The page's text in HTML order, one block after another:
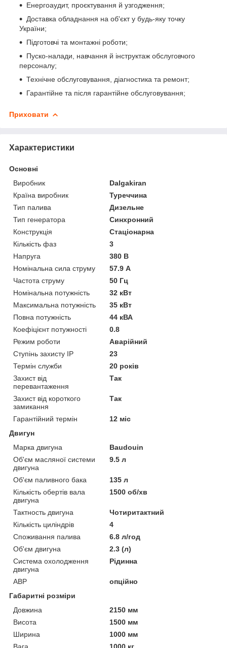
Енергоаудит, проєктування й узгодження;
Доставка обладнання на об'єкт у будь-яку точку
України;
Підготовчі та монтажні роботи;
Пуско-налади, навчання й інструктаж обслуговчого
персоналу;
Технічне обслуговування, діагностика та ремонт;
Гарантійне та після гарантійне обслуговування;
Приховати
Характеристики
Основні
Виробник
Dalgakiran
Країна виробник
Туреччина
Тип палива
Дизельне
Тип генератора
Синхронний
Конструкція
Стаціонарна
Кількість фаз
3
Напруга
380 В
Номінальна сила струму
57.9 А
Частота струму
50 Гц
Номінальна потужність
32 кВт
Максимальна потужність
35 кВт
Повна потужність
44 кВА
Коефіцієнт потужності
0.8
Режим роботи
Аварійний
Ступінь захисту IP
23
Термін служби
20 років
Захист від
перевантаження
Так
Захист від короткого
замикання
Так
Гарантійний термін
12 міс
Двигун
Марка двигуна
Baudouin
Об'єм масляної системи
двигуна
9.5 л
Об'єм паливного бака
135 л
Кількість обертів вала
двигуна
1500 об/хв
Тактность двигуна
Чотиритактний
Кількість циліндрів
4
Споживання палива
6.8 л/год
Об'єм двигуна
2.3 (л)
Система охолодження
двигуна
Рідинна
АВР
опційно
Габаритні розміри
Довжина
2150 мм
Висота
1500 мм
Ширина
1000 мм
Вага
1000 кг